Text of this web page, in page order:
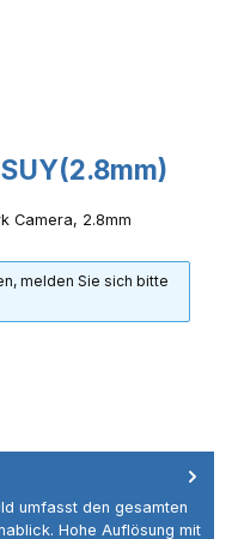
Camera, 2.8mm
melden Sie sich bitte
umfasst den gesamten
Hohe Auflösung mit